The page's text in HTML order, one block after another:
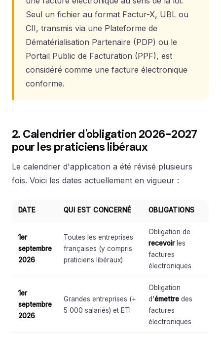
Seul un fichier au format Factur-X, UBL ou
CII, transmis via une Plateforme de
Dématérialisation Partenaire (PDP) ou le
Portail Public de Facturation (PPF), est
considéré comme une facture électronique
conforme.
2. Calendrier d'obligation 2026-2027
pour les praticiens libéraux
Le calendrier d'application a été révisé plusieurs
fois. Voici les dates actuellement en vigueur :
DATE QUI EST CONCERNÉ OBLIGATIONS
1er
septembre
2026
Toutes les entreprises
françaises (y compris
praticiens libéraux)
Obligation de
recevoirles
factures
électroniques
1er
septembre
2026
Grandes entreprises (+
5 000 salariés) et ETI
Obligation
d'émettre des
factures
électroniques